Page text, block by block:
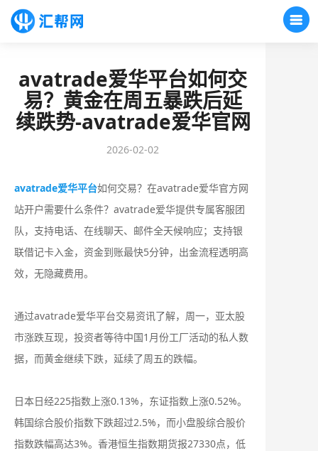
avatrade爱华平台如何交
易？黄金在周五暴跌后延
续跌势-avatrade爱华官网
2026-02-02
avatrade爱华平台如何交易？在avatrade爱华官方网
站开户需要什么条件？‌‌avatrade爱华提供‌专属客服团
队‌，支持电话、在线聊天、邮件全天候响应；支持‌银
联借记卡入金‌，资金到账最快‌5分钟‌，出金流程透明高
效，无隐藏费用。
通过avatrade爱华平台交易资讯了解，周一，亚太股
市涨跌互现，投资者等待中国1月份工厂活动的私人数
据，而黄金继续下跌，延续了周五的跌幅。
日本日经225指数上涨0.13%，东证指数上涨0.52%。
韩国综合股价指数下跌超过2.5%，而小盘股综合股价
指数跌幅高达3%。香港恒生指数期货报27330点，低